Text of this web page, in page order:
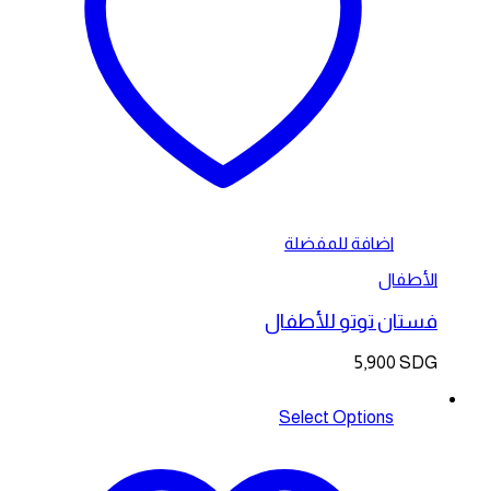
اضافة للمفضلة
الأطفال
فستان توتو للأطفال
5,900 SDG
Select Options